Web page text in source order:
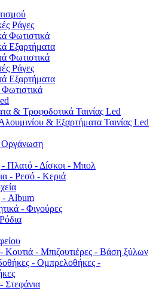
Ράγες
Φωτιστικά
Εξαρτήματα
Φωτιστικά
Ράγες
Εξαρτήματα
& Τροφοδοτικά Ταινίας Led
& Εξαρτήματα Ταινίας Led
Οργάνωση
- Πλατό - Δíσκοι - Μπολ
- Ρεσό - Κεριά
- Album
- Φιγούρες
Κουτιά - Μπιζουτιέρες - Βάση ξύλων
- Ομπρελοθήκες -
Στεφάνια